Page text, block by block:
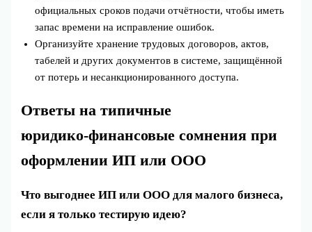
официальных сроков подачи отчётности, чтобы иметь
запас времени на исправление ошибок.
Организуйте хранение трудовых договоров, актов,
табелей и других документов в системе, защищённой
от потерь и несанкционированного доступа.
Ответы на типичные
юридико‑финансовые сомнения при
оформлении ИП или ООО
Что выгоднее ИП или ООО для малого бизнеса,
если я только тестирую идею?